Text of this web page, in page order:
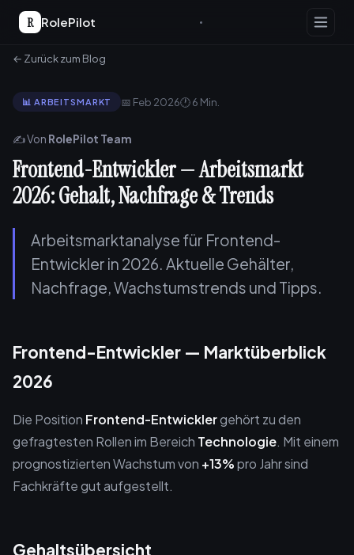
R RolePilot
← Zurück zum Blog
📊 ARBEITSMARKT 📅 Feb 2026🕐 6 Min.
✍️ Von RolePilot Team
Frontend-Entwickler — Arbeitsmarkt
2026: Gehalt, Nachfrage & Trends
Arbeitsmarktanalyse für Frontend-
Entwickler in 2026. Aktuelle Gehälter,
Nachfrage, Wachstumstrends und Tipps.
Frontend-Entwickler — Marktüberblick
2026
Die Position Frontend-Entwicklergehört zu den
gefragtesten Rollen im Bereich Technologie. Mit einem
prognostizierten Wachstum von +13%pro Jahr sind
Fachkräfte gut aufgestellt.
Gehaltsübersicht